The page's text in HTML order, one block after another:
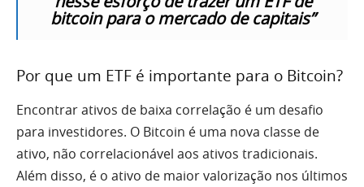
bitcoin para o mercado de capitais”
Por que um ETF é importante para o Bitcoin?
Encontrar ativos de baixa correlação é um desafio
para investidores. O Bitcoin é uma nova classe de
ativo, não correlacionável aos ativos tradicionais.
Além disso, é o ativo de maior valorização nos últimos